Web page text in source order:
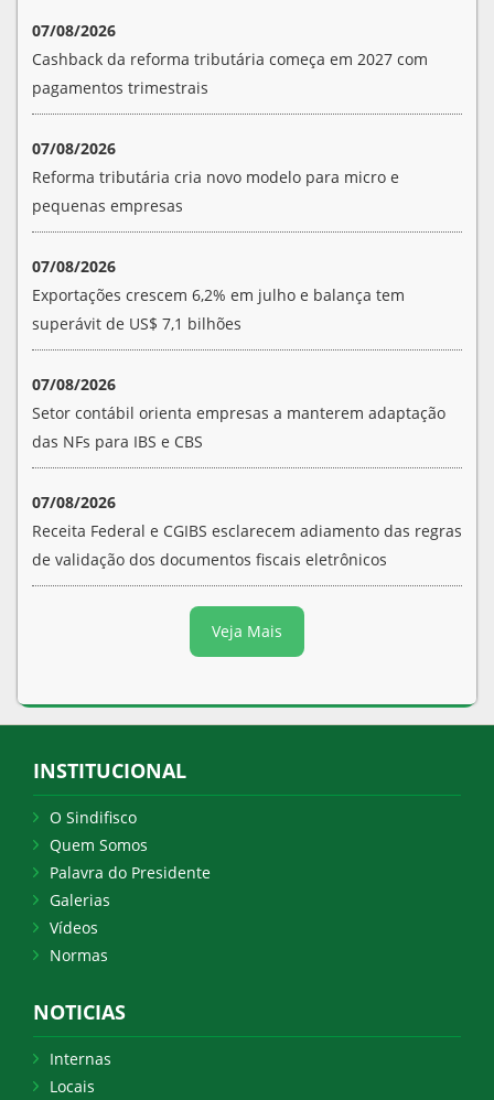
07/08/2026
Cashback da reforma tributária começa em 2027 com
pagamentos trimestrais
07/08/2026
Reforma tributária cria novo modelo para micro e
pequenas empresas
07/08/2026
Exportações crescem 6,2% em julho e balança tem
superávit de US$ 7,1 bilhões
07/08/2026
Setor contábil orienta empresas a manterem adaptação
das NFs para IBS e CBS
07/08/2026
Receita Federal e CGIBS esclarecem adiamento das regras
de validação dos documentos fiscais eletrônicos
Veja Mais
INSTITUCIONAL
O Sindifisco
Quem Somos
Palavra do Presidente
Galerias
Vídeos
Normas
NOTICIAS
Internas
Locais